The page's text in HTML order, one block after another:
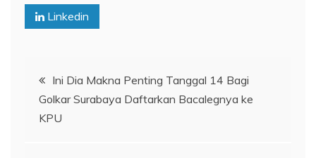
Linkedin
Navigasi
pos
Ini Dia Makna Penting Tanggal 14 Bagi
Golkar Surabaya Daftarkan Bacalegnya ke
KPU